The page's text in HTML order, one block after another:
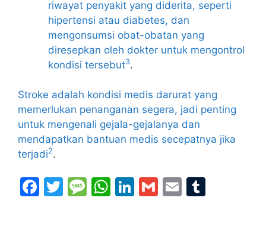
riwayat penyakit yang diderita, seperti
hipertensi atau diabetes, dan
mengonsumsi obat-obatan yang
diresepkan oleh dokter untuk mengontrol
kondisi tersebut3.
Stroke adalah kondisi medis darurat yang
memerlukan penanganan segera, jadi penting
untuk mengenali gejala-gejalanya dan
mendapatkan bantuan medis secepatnya jika
terjadi2.
F
T
M W Li G
E